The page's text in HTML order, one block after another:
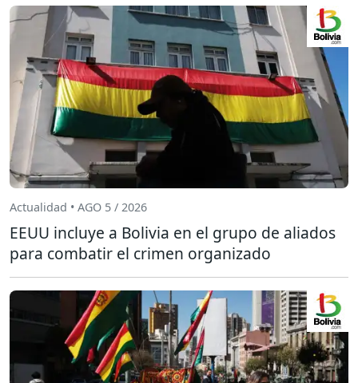
Actualidad • AGO 5 / 2026
EEUU incluye a Bolivia en el grupo de aliados
para combatir el crimen organizado